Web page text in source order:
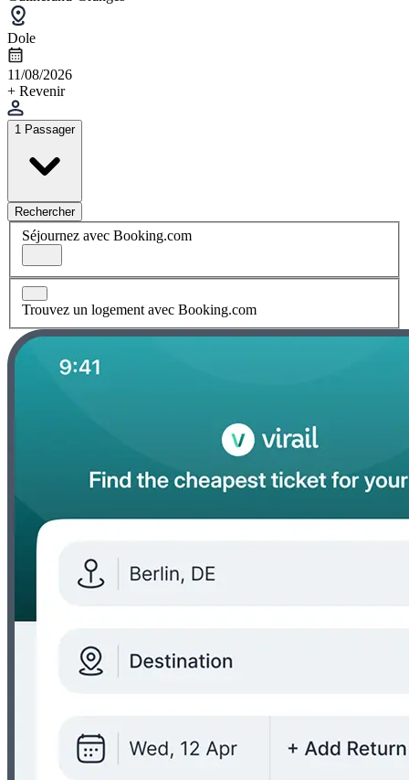
Dole
11/08/2026
+ Revenir
1 Passager
Rechercher
Séjournez avec Booking.com
Trouvez un logement avec Booking.com